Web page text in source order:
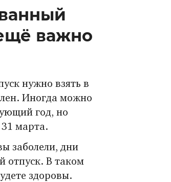
важно
нужно взять в
Иногда можно
год, но
марта.
заболели, дни
отпуск. В таком
здоровы.